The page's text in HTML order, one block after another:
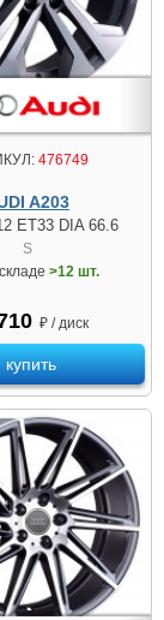
476749
A203
ET33 DIA 66.6
S
>12 шт.
₽ / диск
купить